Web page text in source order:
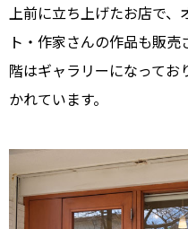
上前に立ち上げたお店で
ト・作家さんの作品も販
階はギャラリーになってお
かれています。